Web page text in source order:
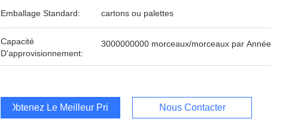
Emballage Standard: cartons ou palettes
Capacité
D'approvisionnement:
3000000000 morceaux/morceaux par Année
Obtenez Le Meilleur Prix Nous Contacter